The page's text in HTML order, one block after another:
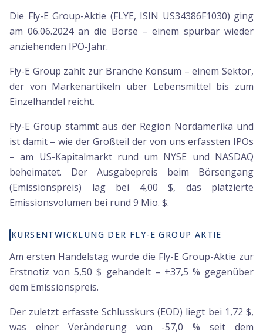
Die Fly-E Group-Aktie (FLYE, ISIN US34386F1030) ging
am 06.06.2024 an die Börse – einem spürbar wieder
anziehenden IPO-Jahr.
Fly-E Group zählt zur Branche Konsum – einem Sektor,
der von Markenartikeln über Lebensmittel bis zum
Einzelhandel reicht.
Fly-E Group stammt aus der Region Nordamerika und
ist damit – wie der Großteil der von uns erfassten IPOs
– am US-Kapitalmarkt rund um NYSE und NASDAQ
beheimatet. Der Ausgabepreis beim Börsengang
(Emissionspreis) lag bei 4,00 $, das platzierte
Emissionsvolumen bei rund 9 Mio. $.
KURSENTWICKLUNG DER FLY-E GROUP AKTIE
Am ersten Handelstag wurde die Fly-E Group-Aktie zur
Erstnotiz von 5,50 $ gehandelt – +37,5 % gegenüber
dem Emissionspreis.
Der zuletzt erfasste Schlusskurs (EOD) liegt bei 1,72 $,
was einer Veränderung von -57,0 % seit dem